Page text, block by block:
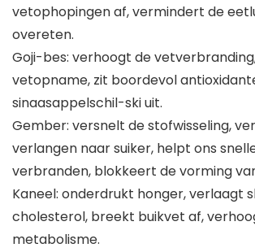
vetophopingen af, vermindert de
overeten.
Goji-bes: verhoogt de
vetopname, zit boordevol
sinaasappelschil-ski uit.
Gember: versnelt de stofwisseling,
verlangen naar suiker, helpt ons
verbranden, blokkeert de vorming
Kaneel: onderdrukt honger, verlaagt
cholesterol, breekt buikvet af,
metabolisme.